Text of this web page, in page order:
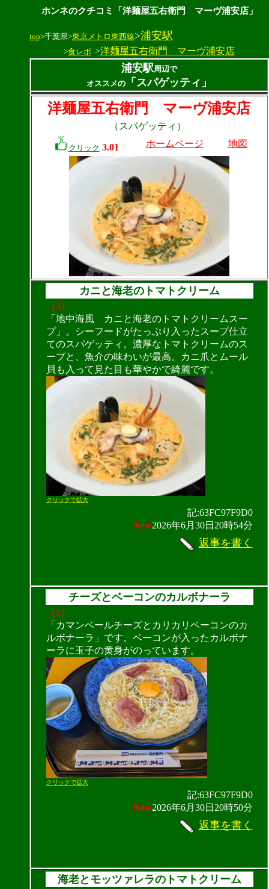
ホンネのクチコミ「洋麺屋五右衛門 マーヴ浦安店」
top>千葉県>東京メトロ東西線>浦安駅
>食レポ >洋麺屋五右衛門 マーヴ浦安店
浦安駅周辺で
オススメの
「スパゲッティ」
洋麺屋五右衛門 マーヴ浦安店
（スパゲッティ）
クリック 3.01 ホームページ 地図
カニと海老のトマトクリーム
（3）
「地中海風 カニと海老のトマトクリームスー
プ」。シーフードがたっぷり入ったスープ仕立
てのスパゲッティ。濃厚なトマトクリームのス
ープと、魚介の味わいが最高。カニ爪とムール
貝も入って見た目も華やかで綺麗です。
クリックで拡大
記:63FC97F9D0
New2026年6月30日20時54分
返事を書く
チーズとベーコンのカルボナーラ
（2）
「カマンベールチーズとカリカリベーコンのカ
ルボナーラ」です。ベーコンが入ったカルボナ
ーラに玉子の黄身がのっています。
クリックで拡大
記:63FC97F9D0
New2026年6月30日20時50分
返事を書く
海老とモッツァレラのトマトクリーム